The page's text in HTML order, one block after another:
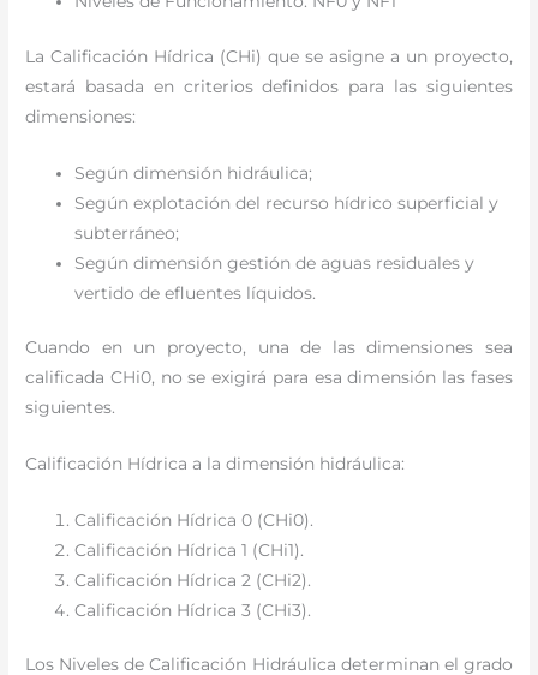
La Calificación Hídrica (CHi) que se asigne a un proyecto,
estará basada en criterios definidos para las siguientes
dimensiones:
Según dimensión hidráulica;
Según explotación del recurso hídrico superficial y
subterráneo;
Según dimensión gestión de aguas residuales y
vertido de efluentes líquidos.
Cuando en un proyecto, una de las dimensiones sea
calificada CHi0, no se exigirá para esa dimensión las fases
siguientes.
Calificación Hídrica a la dimensión hidráulica:
Calificación Hídrica 0 (CHi0).
Calificación Hídrica 1 (CHi1).
Calificación Hídrica 2 (CHi2).
Calificación Hídrica 3 (CHi3).
Los Niveles de Calificación Hidráulica determinan el grado